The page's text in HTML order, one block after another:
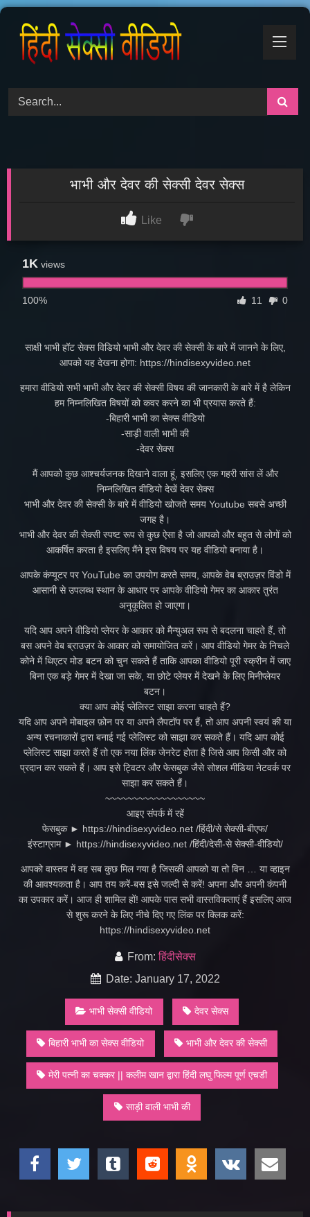
Skip
content
भाभी और देवर की सेक्सी देवर सेक्स
Like
1K views
100% 11 0
साक्षी भाभी हॉट सेक्स विडियो भाभी और देवर की सेक्सी के बारे में जानने के लिए,
आपको यह देखना होगा: https://hindisexyvideo.net
हमारा वीडियो सभी भाभी और देवर की सेक्सी विषय की जानकारी के बारे में है लेकिन
हम निम्नलिखित विषयों को कवर करने का भी प्रयास करते हैं:
-बिहारी भाभी का सेक्स वीडियो
-साड़ी वाली भाभी की
-देवर सेक्स
मैं आपको कुछ आश्चर्यजनक दिखाने वाला हूं, इसलिए एक गहरी सांस लें और
निम्नलिखित वीडियो देखें देवर सेक्स
भाभी और देवर की सेक्सी के बारे में वीडियो खोजते समय Youtube सबसे अच्छी
जगह है।
भाभी और देवर की सेक्सी स्पष्ट रूप से कुछ ऐसा है जो आपको और बहुत से लोगों को
आकर्षित करता है इसलिए मैंने इस विषय पर यह वीडियो बनाया है।
आपके कंप्यूटर पर YouTube का उपयोग करते समय, आपके वेब ब्राउज़र विंडो में
आसानी से उपलब्ध स्थान के आधार पर आपके वीडियो गेमर का आकार तुरंत
अनुकूलित हो जाएगा।
यदि आप अपने वीडियो प्लेयर के आकार को मैन्युअल रूप से बदलना चाहते हैं, तो
बस अपने वेब ब्राउज़र के आकार को समायोजित करें। आप वीडियो गेमर के निचले
कोने में थिएटर मोड बटन को चुन सकते हैं ताकि आपका वीडियो पूरी स्क्रीन में जाए
बिना एक बड़े गेमर में देखा जा सके, या छोटे प्लेयर में देखने के लिए मिनीप्लेयर
बटन।
क्या आप कोई प्लेलिस्ट साझा करना चाहते हैं?
यदि आप अपने मोबाइल फ़ोन पर या अपने लैपटॉप पर हैं, तो आप अपनी स्वयं की या
अन्य रचनाकारों द्वारा बनाई गई प्लेलिस्ट को साझा कर सकते हैं। यदि आप कोई
प्लेलिस्ट साझा करते हैं तो एक नया लिंक जेनरेट होता है जिसे आप किसी और को
प्रदान कर सकते हैं। आप इसे ट्विटर और फेसबुक जैसे सोशल मीडिया नेटवर्क पर
साझा कर सकते हैं।
~~~~~~~~~~~~~~~~~~
आइए संपर्क में रहें
फेसबुक ► https://hindisexyvideo.net /हिंदी/से सेक्सी-बीएफ/
इंस्टाग्राम ► https://hindisexyvideo.net /हिंदी/देसी-से सेक्सी-वीडियो/
आपको वास्तव में वह सब कुछ मिल गया है जिसकी आपको या तो विन … या व्हाइन
की आवश्यकता है। आप तय करें-बस इसे जल्दी से करें! अपना और अपनी कंपनी
का उपकार करें। आज ही शामिल हों! आपके पास सभी वास्तविकताएं हैं इसलिए आज
से शुरू करने के लिए नीचे दिए गए लिंक पर क्लिक करें:
https://hindisexyvideo.net
From:हिंदीसेक्स
Date: January 17, 2022
भाभी सेक्सी वीडियो देवर सेक्स
बिहारी भाभी का सेक्स वीडियो भाभी और देवर की सेक्सी
मेरी पत्नी का चक्कर || कलीम खान द्वारा हिंदी लघु फिल्म पूर्ण एचडी
साड़ी वाली भाभी की